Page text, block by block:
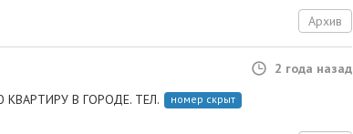
Архив
2 года назад
В ГОРОДЕ. ТЕЛ.
номер скрыт